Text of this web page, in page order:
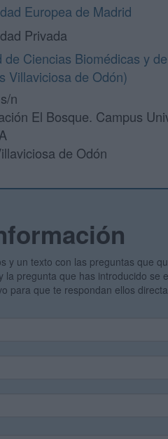
Europea de Madrid
Privada
de Ciencias Biomédicas y
Villaviciosa de Odón)
n
El Bosque. Campus
de Odón
y un texto con las preguntas que
la pregunta que has introducido se
para que te respondan ellos